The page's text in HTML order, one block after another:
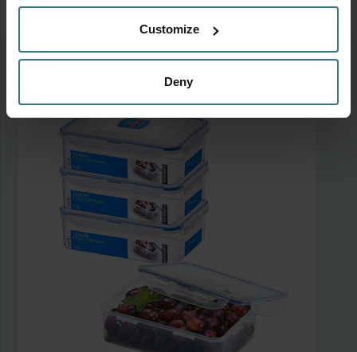
Customize
Deny
Meer van deze collectie